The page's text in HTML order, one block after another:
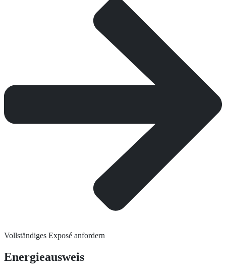
Vollständiges Exposé anfordern
Energieausweis